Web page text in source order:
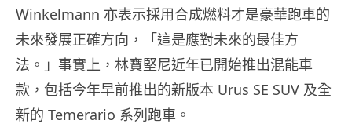
Winkelmann 亦表示採用合成燃料才是豪華跑車的
未來發展正確方向，「這是應對未來的最佳方
法。」事實上，林寶堅尼近年已開始推出混能車
款，包括今年早前推出的新版本 Urus SE SUV 及全
新的 Temerario 系列跑車。